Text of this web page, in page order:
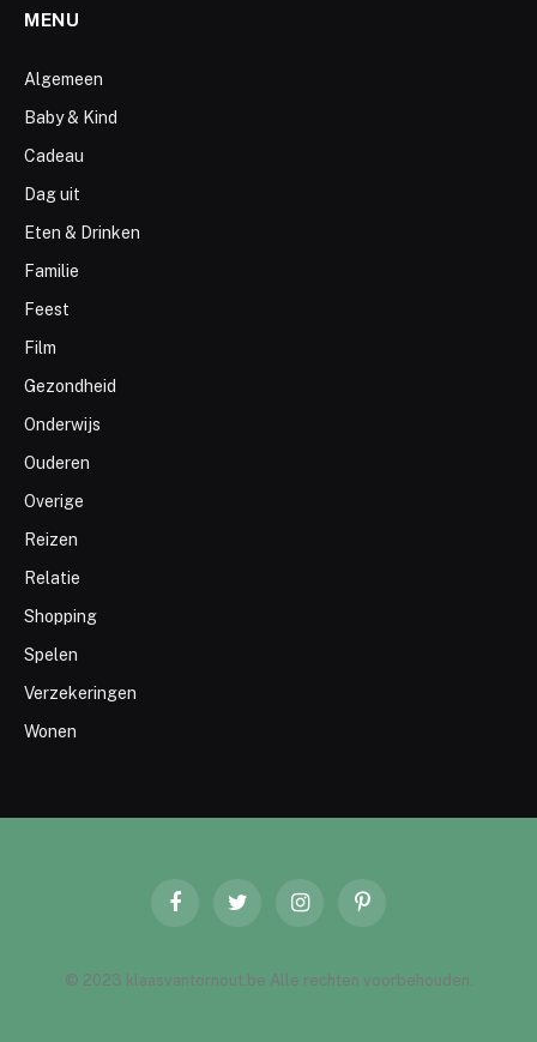
MENU
Algemeen
Baby & Kind
Cadeau
Dag uit
Eten & Drinken
Familie
Feest
Film
Gezondheid
Onderwijs
Ouderen
Overige
Reizen
Relatie
Shopping
Spelen
Verzekeringen
Wonen
FacebookTwitter InstagramPinterest
© 2023 klaasvantornout.be Alle rechten voorbehouden.